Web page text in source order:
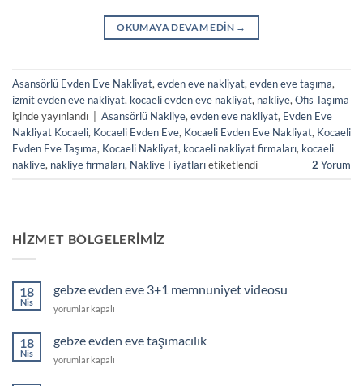
OKUMAYA DEVAM EDIN →
Asansörlü Evden Eve Nakliyat, evden eve nakliyat, evden eve taşıma,
izmit evden eve nakliyat, kocaeli evden eve nakliyat, nakliye, Ofis Taşıma
içinde yayınlandı
Asansörlü Nakliye, evden eve nakliyat, Evden Eve
Nakliyat Kocaeli, Kocaeli Evden Eve, Kocaeli Evden Eve Nakliyat, Kocaeli
Evden Eve Taşıma, Kocaeli Nakliyat, kocaeli nakliyat firmaları, kocaeli
nakliye, nakliye firmaları, Nakliye Fiyatlarıetiketlendi 2 Yorum
HIZMET BÖLGELERIMIZ
18
Nis
gebze evden eve 3+1 memnuniyet videosu
gebze
3+1
memnuniyet
yorumlar kapalı
18
Nis
gebze evden eve taşımacılık
gebze
yorumlar kapalı